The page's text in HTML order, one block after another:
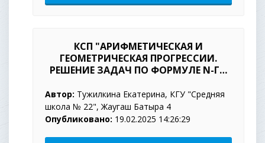
КСП "АРИФМЕТИЧЕСКАЯ И
ГЕОМЕТРИЧЕСКАЯ ПРОГРЕССИИ.
РЕШЕНИЕ ЗАДАЧ ПО ФОРМУЛЕ N-ГО
ПРОГРЕССИИ."
Автор: Тужилкина Екатерина, КГУ "Средняя
школа № 22", Жаугаш Батыра 4
Опубликовано: 19.02.2025 14:26:29